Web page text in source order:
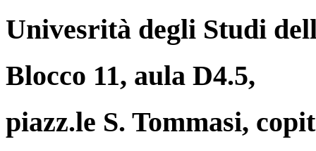
Univesrità degli Studi
Blocco 11, aula D4.5,
piazz.le S. Tommasi,